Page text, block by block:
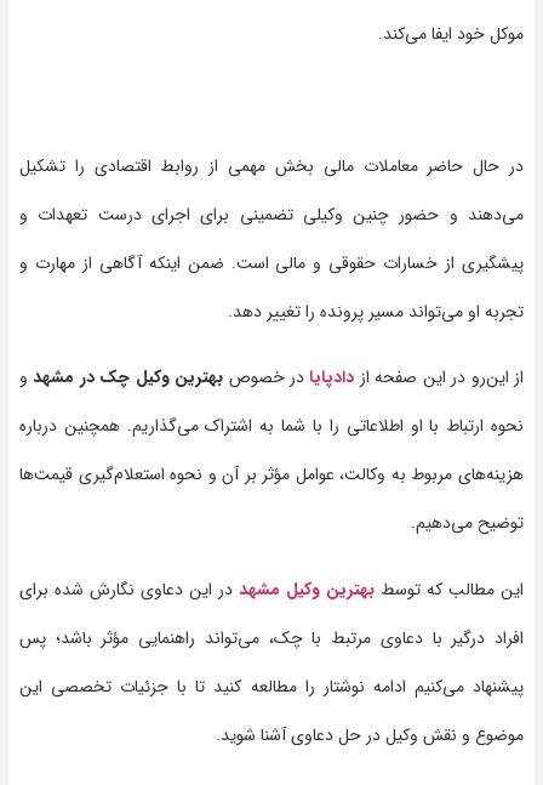
موکل خود ایفا می‌کند.
در حال حاضر معاملات مالی بخش مهمی از روابط اقتصادی را تشکیل
می‌دهند و حضور چنین وکیلی تضمینی برای اجرای درست تعهدات و
پیشگیری از خسارات حقوقی و مالی است. ضمن اینکه آگاهی از مهارت و
تجربه او می‌تواند مسیر پرونده را تغییر دهد.
از این‌رو در این صفحه از دادپایا در خصوص بهترین وکیل چک در مشهدو
نحوه ارتباط با او اطلاعاتی را با شما به اشتراک می‌گذاریم. همچنین درباره
هزینه‌های مربوط به وکالت، عوامل مؤثر بر آن و نحوه استعلام‌گیری قیمت‌ها
توضیح می‌دهیم.
این مطالب که توسط بهترین وکیل مشهد در این دعاوی نگارش شده برای
افراد درگیر با دعاوی مرتبط با چک، می‌تواند راهنمایی مؤثر باشد؛ پس
پیشنهاد می‌کنیم ادامه نوشتار را مطالعه کنید تا با جزئیات تخصصی این
موضوع و نقش وکیل در حل دعاوی آشنا شوید.